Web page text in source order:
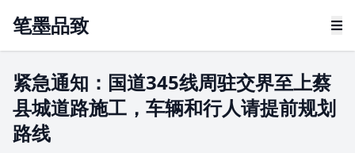
笔墨品致
紧急通知：国道345线周驻交界至上蔡
县城道路施工，车辆和行人请提前规划
路线